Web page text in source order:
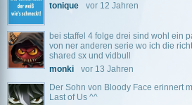
tonique
vor 12 Jahren
bei staffel 4 folge drei sind wohl ein
von ner anderen serie wo ich die
shared sx und vidbull
monki
vor 13 Jahren
Der Sohn von Bloody Face erinnert
Last of Us ^^